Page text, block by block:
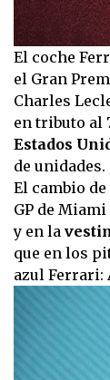
El coche
el Gran
Charles
en tributo al
Estados
de unidades.
El cambio
GP de
y en la
que en los
azul Ferrari: